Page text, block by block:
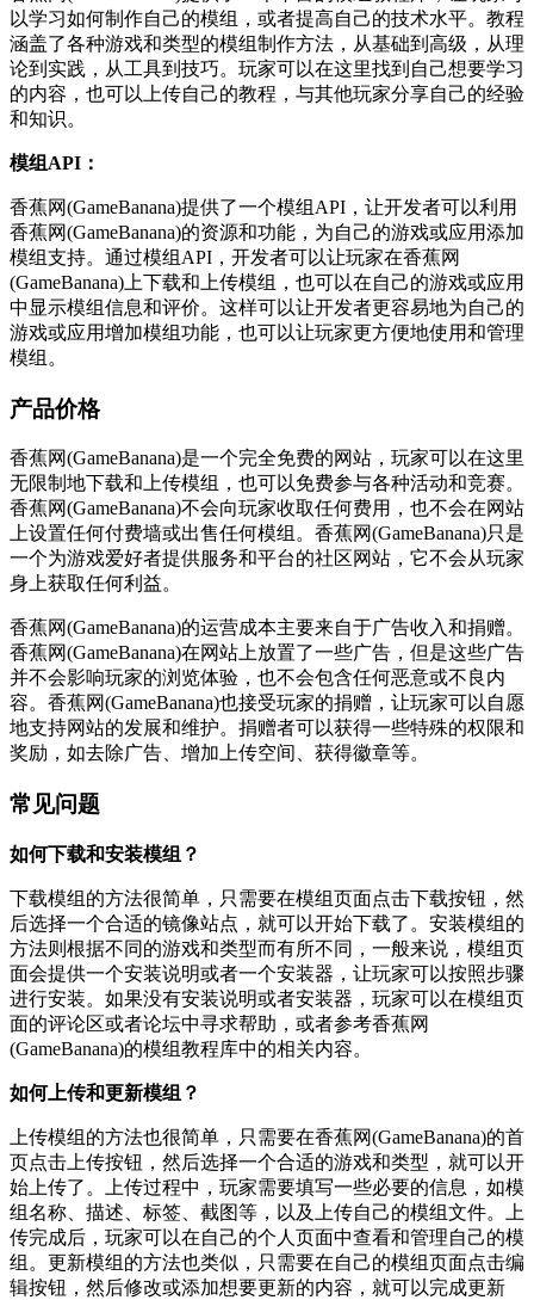
以学习如何制作自己的模组，或者提高自己的技术水平。教程
涵盖了各种游戏和类型的模组制作方法，从基础到高级，从理
论到实践，从工具到技巧。玩家可以在这里找到自己想要学习
的内容，也可以上传自己的教程，与其他玩家分享自己的经验
和知识。
模组API：
香蕉网(GameBanana)提供了一个模组API，让开发者可以利用
香蕉网(GameBanana)的资源和功能，为自己的游戏或应用添加
模组支持。通过模组API，开发者可以让玩家在香蕉网
(GameBanana)上下载和上传模组，也可以在自己的游戏或应用
中显示模组信息和评价。这样可以让开发者更容易地为自己的
游戏或应用增加模组功能，也可以让玩家更方便地使用和管理
模组。
产品价格
香蕉网(GameBanana)是一个完全免费的网站，玩家可以在这里
无限制地下载和上传模组，也可以免费参与各种活动和竞赛。
香蕉网(GameBanana)不会向玩家收取任何费用，也不会在网站
上设置任何付费墙或出售任何模组。香蕉网(GameBanana)只是
一个为游戏爱好者提供服务和平台的社区网站，它不会从玩家
身上获取任何利益。
香蕉网(GameBanana)的运营成本主要来自于广告收入和捐赠。
香蕉网(GameBanana)在网站上放置了一些广告，但是这些广告
并不会影响玩家的浏览体验，也不会包含任何恶意或不良内
容。香蕉网(GameBanana)也接受玩家的捐赠，让玩家可以自愿
地支持网站的发展和维护。捐赠者可以获得一些特殊的权限和
奖励，如去除广告、增加上传空间、获得徽章等。
常见问题
如何下载和安装模组？
下载模组的方法很简单，只需要在模组页面点击下载按钮，然
后选择一个合适的镜像站点，就可以开始下载了。安装模组的
方法则根据不同的游戏和类型而有所不同，一般来说，模组页
面会提供一个安装说明或者一个安装器，让玩家可以按照步骤
进行安装。如果没有安装说明或者安装器，玩家可以在模组页
面的评论区或者论坛中寻求帮助，或者参考香蕉网
(GameBanana)的模组教程库中的相关内容。
如何上传和更新模组？
上传模组的方法也很简单，只需要在香蕉网(GameBanana)的首
页点击上传按钮，然后选择一个合适的游戏和类型，就可以开
始上传了。上传过程中，玩家需要填写一些必要的信息，如模
组名称、描述、标签、截图等，以及上传自己的模组文件。上
传完成后，玩家可以在自己的个人页面中查看和管理自己的模
组。更新模组的方法也类似，只需要在自己的模组页面点击编
辑按钮，然后修改或添加想要更新的内容，就可以完成更新